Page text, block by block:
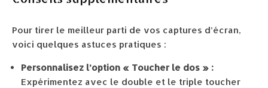
Pour tirer le meilleur parti de vos captures d’écran,
voici quelques astuces pratiques :
Personnalisez l’option « Toucher le dos » :
Expérimentez avec le double et le triple toucher